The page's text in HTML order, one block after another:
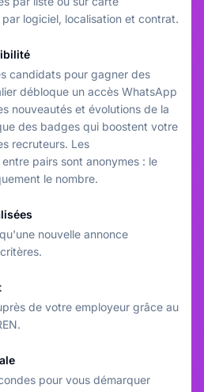
logiciel, localisation et contrat.
candidats pour gagner des
débloque un accès WhatsApp
nouveautés et évolutions de la
des badges qui boostent votre
recruteurs. Les
pairs sont anonymes : le
le nombre.
nouvelle annonce
de votre employeur grâce au
pour vous démarquer